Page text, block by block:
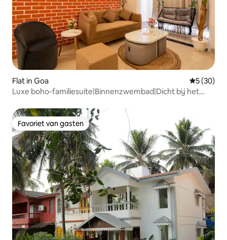
Flat in Goa
5 (30)
Luxe boho-familiesuite|Binnenzwembad|Dicht bij het
Favoriet van gasten
Favoriet van gasten